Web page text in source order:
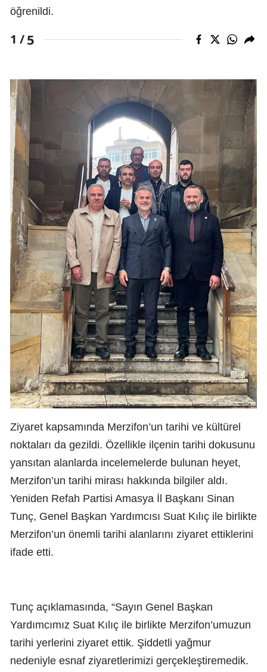
öğrenildi.
1 /5
Ziyaret kapsamında Merzifon’un tarihi ve kültürel
noktaları da gezildi. Özellikle ilçenin tarihi dokusunu
yansıtan alanlarda incelemelerde bulunan heyet,
Merzifon’un tarihi mirası hakkında bilgiler aldı.
Yeniden Refah Partisi Amasya İl Başkanı Sinan
Tunç, Genel Başkan Yardımcısı Suat Kılıç ile birlikte
Merzifon’un önemli tarihi alanlarını ziyaret ettiklerini
ifade etti.
Tunç açıklamasında, “Sayın Genel Başkan
Yardımcımız Suat Kılıç ile birlikte Merzifon’umuzun
tarihi yerlerini ziyaret ettik. Şiddetli yağmur
nedeniyle esnaf ziyaretlerimizi gerçekleştiremedik.